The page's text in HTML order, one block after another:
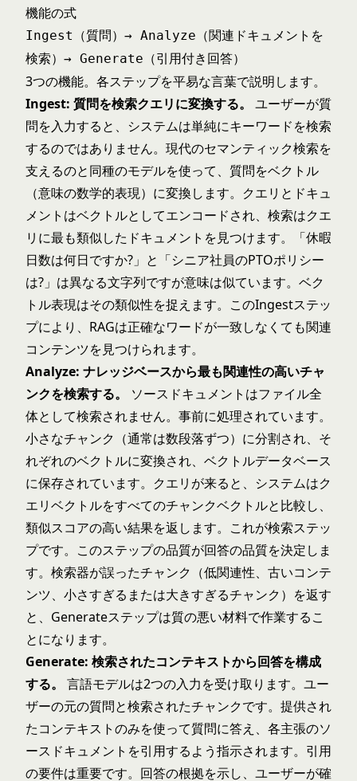
機能の式
Ingest（質問）→ Analyze（関連ドキュメントを
検索）→ Generate（引用付き回答）
3つの機能。各ステップを平易な言葉で説明します。
Ingest: 質問を検索クエリに変換する。
ユーザーが質
問を入力すると、システムは単純にキーワードを検索
するのではありません。現代のセマンティック検索を
支えるのと同種のモデルを使って、質問をベクトル
（意味の数学的表現）に変換します。クエリとドキュ
メントはベクトルとしてエンコードされ、検索はクエ
リに最も類似したドキュメントを見つけます。「休暇
日数は何日ですか?」と「シニア社員のPTOポリシー
は?」は異なる文字列ですが意味は似ています。ベク
トル表現はその類似性を捉えます。このIngestステッ
プにより、RAGは正確なワードが一致しなくても関連
コンテンツを見つけられます。
Analyze: ナレッジベースから最も関連性の高いチャ
ンクを検索する。
ソースドキュメントはファイル全
体として検索されません。事前に処理されています。
小さなチャンク（通常は数段落ずつ）に分割され、そ
れぞれのベクトルに変換され、ベクトルデータベース
に保存されています。クエリが来ると、システムはク
エリベクトルをすべてのチャンクベクトルと比較し、
類似スコアの高い結果を返します。これが検索ステッ
プです。このステップの品質が回答の品質を決定しま
す。検索器が誤ったチャンク（低関連性、古いコンテ
ンツ、小さすぎるまたは大きすぎるチャンク）を返す
と、Generateステップは質の悪い材料で作業するこ
とになります。
Generate: 検索されたコンテキストから回答を構成
する。
言語モデルは2つの入力を受け取ります。ユー
ザーの元の質問と検索されたチャンクです。提供され
たコンテキストのみを使って質問に答え、各主張のソ
ースドキュメントを引用するよう指示されます。引用
の要件は重要です。回答の根拠を示し、ユーザーが確